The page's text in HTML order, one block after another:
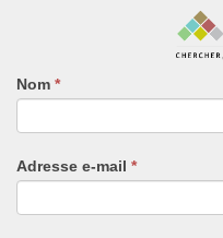
Nom *
Adresse e-mail *
Si
vous
êtes
humain,
remplissez